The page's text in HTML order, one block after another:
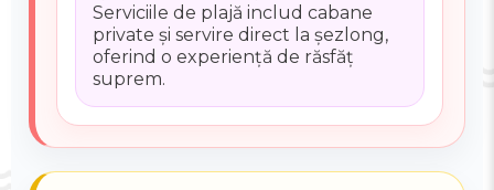
Serviciile de plajă includ cabane
private și servire direct la șezlong,
oferind o experiență de răsfăț
suprem.